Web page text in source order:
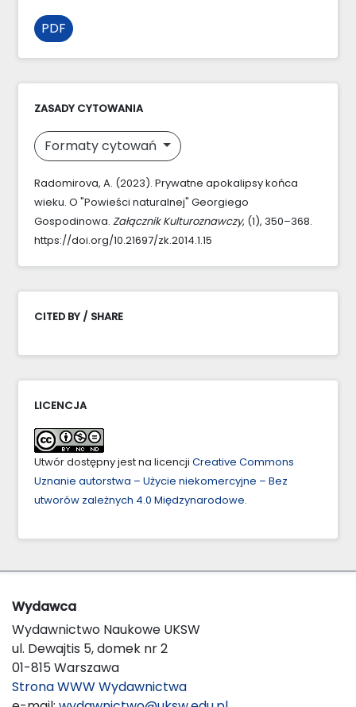
PDF
ZASADY CYTOWANIA
Formaty cytowań
Radomirova, A. (2023). Prywatne apokalipsy końca
wieku. O "Powieści naturalnej" Georgiego
Gospodinowa. Załącznik Kulturoznawczy, (1), 350–368.
https://doi.org/10.21697/zk.2014.1.15
CITED BY / SHARE
LICENCJA
Utwór dostępny jest na licencji Creative Commons
Uznanie autorstwa – Użycie niekomercyjne – Bez
utworów zależnych 4.0 Międzynarodowe.
Wydawca
Wydawnictwo Naukowe UKSW
ul. Dewajtis 5, domek nr 2
01-815 Warszawa
Strona WWW Wydawnictwa